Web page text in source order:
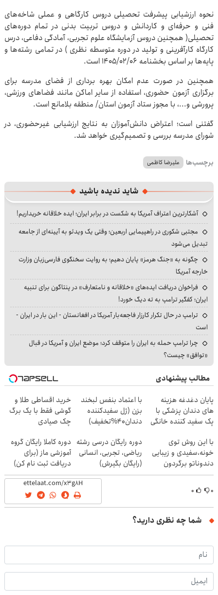
نحوه ارزشیابی پیشرفت تحصیلی دروس کارگاهی و عملی شاخه‌های
فنی و حرفه‌ای و کاردانش و دروس تربیت بدنی در تمام دوره‌های
تحصیلی( همچنین دروس آزمایشگاه علوم تجربی، آمادگی دفاعی، درس
کارگاه کارآفرینی و تولید در دوره متوسطه نظری ) در تمامی رشته‌ها و
پایه‌ها بر اساس بخشنامه ۱۴۰۵/۰۲/۰۶ است.
همچنین در صورت عدم امکان بهره برداری از فضای مدرسه برای
برگزاری آزمون حضوری، استفاده از سایر اماکن مانند فضاهای ورزشی،
پرورشی و...، با مجوز ستاد آزمون استان/ منطقه بلامانع است.
گفتنی است؛ اعتراض دانش‌آموزان به نتایج ارزشیابی غیرحضوری، در
شورای مدرسه بررسی و تصمیم‌گیری خواهد شد.
برچسب‌ها علیرضا کاظمی
شاید ندیده باشید
آشکارترین اعتراف آمریکا به شکست در برابر ایران؛ ایده خلاقانه خریداریم!
مجتبی شکوری در راهپیمایی اربعین؛ وقتی یک ویدئو به آیینه‌ای از جامعه
تبدیل می‌شود
چگونه به «جنگ هرمز» پایان دهیم؛ به روایت سخنگوی فارسی‌زبان وزارت
خارجه آمریکا
فراخوان دریافت ایده‌های «خلاقانه و نامتعارف» در پنتاگون برای تنبیه
ایران؛ کفگیر ترامپ به ته دیگ خورد!
ترامپ در حال تکرار کارزار فاجعه‌بار آمریکا در افغانستان - این بار در ایران -
است
چرا ترامپ حمله به ایران را متوقف کرد؛ موضع ایران و آمریکا در قبال
«توافق» چیست؟
مطالب پیشنهادی
پایان دغدغه هزینه
های دندان پزشکی با
پک سفید کننده خانگی
با اعتماد بنفس لبخند
بزن (ژل سفیدکننده
دندان40%تخفیف)
خرید اقساطی طلا و
گوشی فقط با یک برگ
چک صیادی
با این روش توی
خونه،سفیدی و زیبایی
دندوناتو برگردون
(40%off)
دوره رایگان درسی رشته
ریاضی، تجربی، انسانی
(رایگان بگیرش)
دوره کاملا رایگان گروه
آموزشی ماز (برای
دریافت ثبت نام کن)
۰ ۰
شما چه نظری دارید؟